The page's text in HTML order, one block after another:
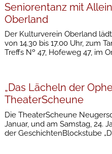
Seniorentanz mit
Oberland
Der Kulturverein Oberland
von 14.30 bis 17.00 Uhr, zum
Treffs Nº 47, Hofeweg 47, im
„Das Lächeln der
TheaterScheune
Die TheaterScheune
Januar, und am Samstag, 24.
der GeschichtenBlockstube